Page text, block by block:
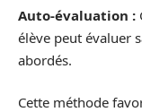
Auto-évaluation :
élève peut évaluer
abordés.
Cette méthode